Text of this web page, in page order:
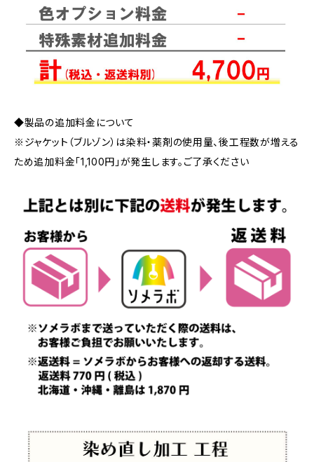
◆製品の追加料金について
※ジャケット（ブルゾン）は染料・薬剤の使用量、後工程数が増える
ため追加料金「1,100円」が発生します。ご了承ください